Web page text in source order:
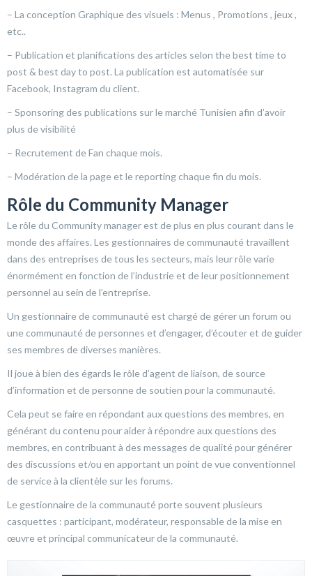
– La conception Graphique des visuels : Menus , Promotions , jeux ,
etc..
– Publication et planifications des articles selon the best time to
post & best day to post. La publication est automatisée sur
Facebook, Instagram du client.
– Sponsoring des publications sur le marché Tunisien afin d’avoir
plus de visibilité
– Recrutement de Fan chaque mois.
– Modération de la page et le reporting chaque fin du mois.
Rôle du Community Manager
Le rôle du Community manager est de plus en plus courant dans le
monde des affaires. Les gestionnaires de communauté travaillent
dans des entreprises de tous les secteurs, mais leur rôle varie
énormément en fonction de l’industrie et de leur positionnement
personnel au sein de l’entreprise.
Un gestionnaire de communauté est chargé de gérer un forum ou
une communauté de personnes et d’engager, d’écouter et de guider
ses membres de diverses manières.
Il joue à bien des égards le rôle d’agent de liaison, de source
d’information et de personne de soutien pour la communauté.
Cela peut se faire en répondant aux questions des membres, en
générant du contenu pour aider à répondre aux questions des
membres, en contribuant à des messages de qualité pour générer
des discussions et/ou en apportant un point de vue conventionnel
de service à la clientèle sur les forums.
Le gestionnaire de la communauté porte souvent plusieurs
casquettes : participant, modérateur, responsable de la mise en
œuvre et principal communicateur de la communauté.